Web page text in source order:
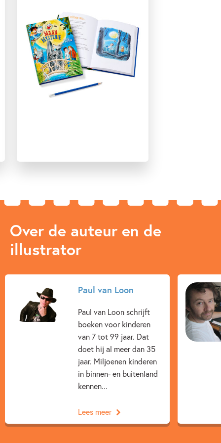
Woorden & taal
Paul van Loon
Over de auteur en de
illustrator
Paul van Loon
Paul van Loon schrijft
boeken voor kinderen
van 7 tot 99 jaar. Dat
doet hij al meer dan 35
jaar. Miljoenen kinderen
in binnen- en buitenland
kennen...
Lees meer